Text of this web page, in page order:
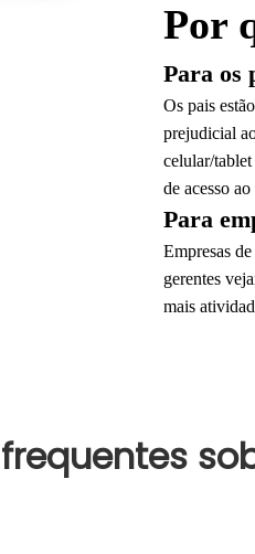
Por
Para os
Os pais
prejudicial
celular/
de acesso
Para
Empresas
gerentes
mais